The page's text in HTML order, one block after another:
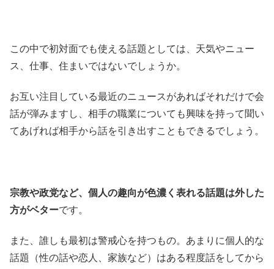
この中で初対面でも使える話題としては、天気やニュー
ス、仕事、住まいではないでしょうか。
お互い注目している最近のニュースがあればそれだけで会
話が弾みますし、相手の職業についても興味を持って聞い
てあげれば相手から話を引き出すこともできるでしょう。
宗教や政党など、個人の趣向が色濃く表れる話題は外した
方がベターです。
また、誰しも最初は警戒心を持つもの。あまりに個人的な
話題（性の話や恋人、家族など）はある程度話をしてから